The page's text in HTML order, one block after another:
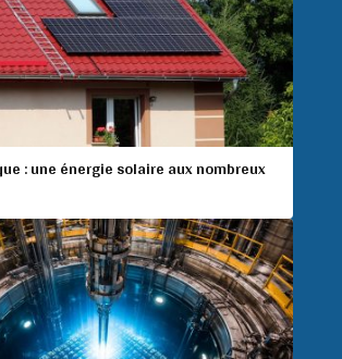
: une énergie solaire aux nombreux